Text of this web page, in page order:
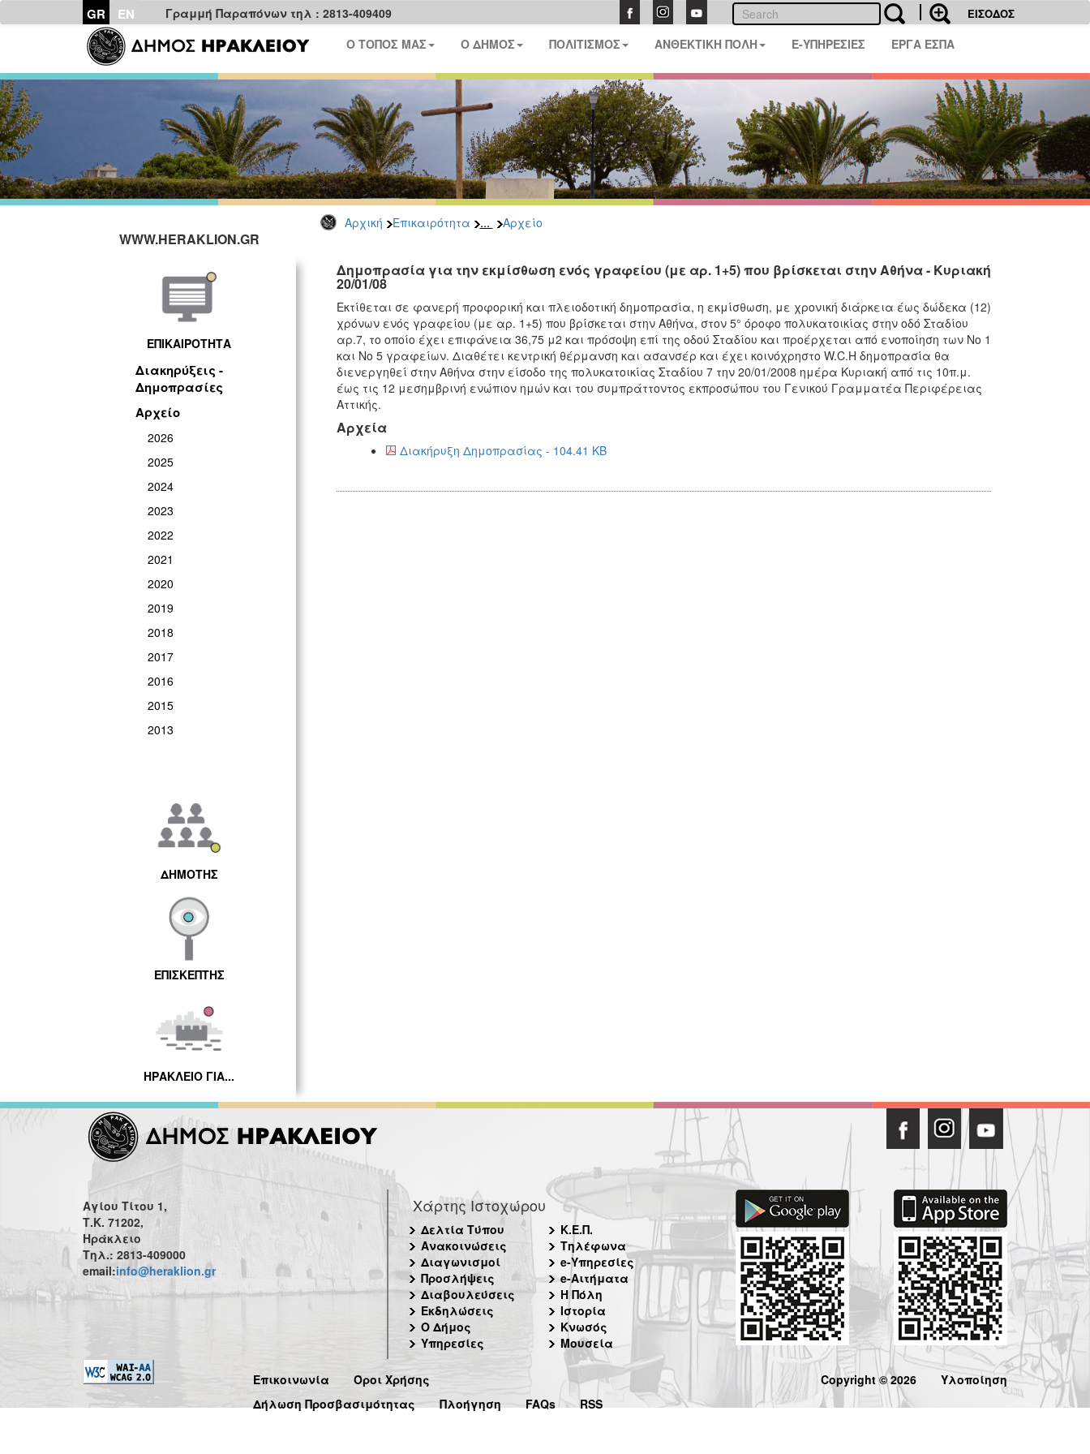
GR EN Γραμμή Παραπόνων τηλ : 2813-409409 ΕΙΣΟΔΟΣ
Ο ΤΟΠΟΣ ΜΑΣ Ο ΔΗΜΟΣ ΠΟΛΙΤΙΣΜΟΣ ΑΝΘΕΚΤΙΚΗ ΠΟΛΗ E-ΥΠΗΡΕΣΙΕΣ ΕΡΓΑ ΕΣΠΑ
Αρχική Επικαιρότητα ... Αρχείο
WWW.HERAKLION.GR
ΕΠΙΚΑΙΡΟΤΗΤΑ
Διακηρύξεις -
Δημοπρασίες
Αρχείο
2026
2025
2024
2023
2022
2021
2020
2019
2018
2017
2016
2015
2013
ΔΗΜΟΤΗΣ
ΕΠΙΣΚΕΠΤΗΣ
ΗΡΑΚΛΕΙΟ ΓΙΑ...
Δημοπρασία για την εκμίσθωση ενός γραφείου (με αρ. 1+5) που βρίσκεται στην Αθήνα - Κυριακή
20/01/08
Εκτίθεται σε φανερή προφορική και πλειοδοτική δημοπρασία, η εκμίσθωση, με χρονική διάρκεια έως δώδεκα (12)
χρόνων ενός γραφείου (με αρ. 1+5) που βρίσκεται στην Αθήνα, στον 5° όροφο πολυκατοικίας στην οδό Σταδίου
αρ.7, το οποίο έχει επιφάνεια 36,75 μ2 και πρόσοψη επί της οδού Σταδίου και προέρχεται από ενοποίηση των Νο 1
και Νο 5 γραφείων. Διαθέτει κεντρική θέρμανση και ασανσέρ και έχει κοινόχρηστο W.C.Η δημοπρασία θα
διενεργηθεί στην Αθήνα στην είσοδο της πολυκατοικίας Σταδίου 7 την 20/01/2008 ημέρα Κυριακή από τις 10π.μ.
έως τις 12 μεσημβρινή ενώπιον ημών και του συμπράττοντος εκπροσώπου του Γενικού Γραμματέα Περιφέρειας
Αττικής.
Αρχεία
Διακήρυξη Δημοπρασίας - 104.41 KB
Αγίου Τίτου 1,
Τ.Κ. 71202,
Ηράκλειο
Τηλ.: 2813-409000
email:info@heraklion.gr
Χάρτης Ιστοχώρου
Δελτία Τύπου
Ανακοινώσεις
Διαγωνισμοί
Προσλήψεις
Διαβουλεύσεις
Εκδηλώσεις
Ο Δήμος
Υπηρεσίες
Κ.Ε.Π.
Τηλέφωνα
e-Υπηρεσίες
e-Αιτήματα
Η Πόλη
Ιστορία
Κνωσός
Μουσεία
Επικοινωνία
Όροι Χρήσης
Δήλωση Προσβασιμότητας
Πλοήγηση FAQs RSS
Copyright © 2026 Υλοποίηση